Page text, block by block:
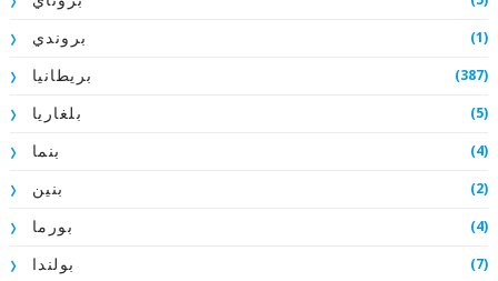
بروندي (1)
بريطانيا (387)
بلغاريا (5)
بنما (4)
بنين (2)
بورما (4)
بولندا (7)